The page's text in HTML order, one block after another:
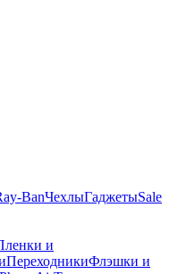
BanЧехлыГаджетыSale
и
ПереходникиФлэшки и